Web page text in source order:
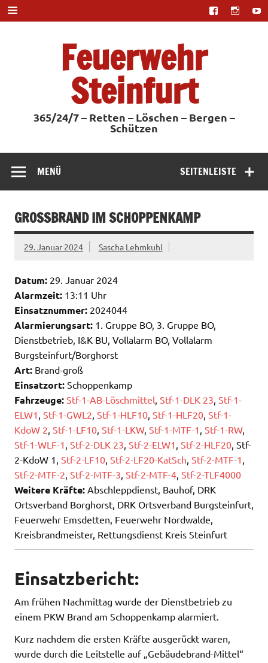
Zum
Inhalt
springen
Feuerwehr
Steinfurt
365/24/7 – Retten – Löschen – Bergen –
Schützen
SEITENLEISTE
MENÜ
GROSSBRAND IM SCHOPPENKAMP
29. Januar 2024 Sascha Lehmkuhl
Datum: 29. Januar 2024
Alarmzeit: 13:11 Uhr
Einsatznummer: 2024044
Alarmierungsart: 1. Gruppe BO, 3. Gruppe BO,
Dienstbetrieb, I&K BU, Vollalarm BO, Vollalarm
Burgsteinfurt/Borghorst
Art: Brand-groß
Einsatzort: Schoppenkamp
Fahrzeuge: Stf-1-AB-Löschmittel Stf-1-DLK 23 Stf-1-
ELW1 Stf-1-GWL2 Stf-1-HLF10 Stf-1-HLF20 Stf-1-
KdoW 2 Stf-1-LF10 Stf-1-LKW, Stf-1-MTF-1 Stf-1-RW,
Stf-1-WLF-1 Stf-2-DLK 23 Stf-2-ELW1 Stf-2-HLF20 , Stf-
2-KdoW 1, Stf-2-LF10 Stf-2-LF20-KatSch Stf-2-MTF-1
Stf-2-MTF-2 Stf-2-MTF-3 Stf-2-MTF-4 Stf-2-TLF4000
Weitere Kräfte: Abschleppdienst, Bauhof, DRK
Ortsverband Borghorst, DRK Ortsverband Burgsteinfurt,
Feuerwehr Emsdetten, Feuerwehr Nordwalde,
Kreisbrandmeister, Rettungsdienst Kreis Steinfurt
Einsatzbericht:
Am frühen Nachmittag wurde der Dienstbetrieb zu
einem PKW Brand am Schoppenkamp alarmiert.
Kurz nachdem die ersten Kräfte ausgerückt waren,
wurde durch die Leitstelle auf „Gebäudebrand-Mittel“